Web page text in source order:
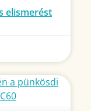
elismerést